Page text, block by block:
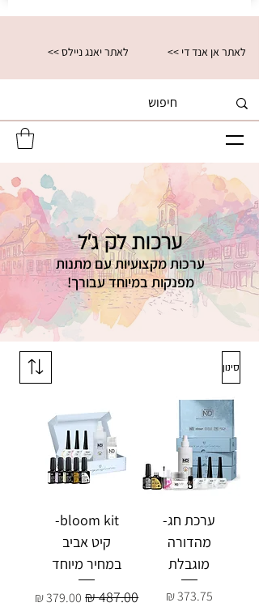
<< לאתר יאנג ניילס << לאתר אן אנד די
ערכות לק ג'ל
ערכות מקצועיותעם מתנות
מפנקות במיוחד עבורך!
סינון
ערכת חג-
מהדורה
מוגבלת
מחיר
bloom kit-
קיט אביב
במחיר מיוחד
מחיר רגיל‏487.00 ‏₪ מחיר מבצע